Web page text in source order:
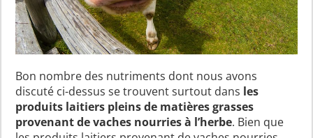
Bon nombre des nutriments dont nous avons
discuté ci-dessus se trouvent surtout dans les
produits laitiers pleins de matières grasses
provenant de vaches nourries à l’herbe. Bien que